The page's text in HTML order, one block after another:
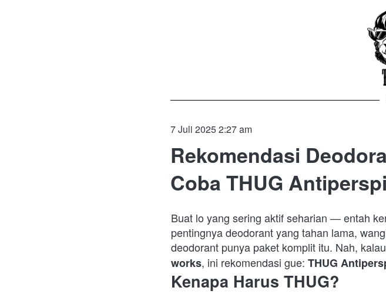
7 Juli 2025 2:27 am
Rekomendasi
Coba THUG
Buat lo yang sering aktif seharian — entah
pentingnya deodorant yang tahan lama,
deodorant punya paket komplit itu. Nah,
works, ini rekomendasi gue: THUG
Kenapa Harus THUG?